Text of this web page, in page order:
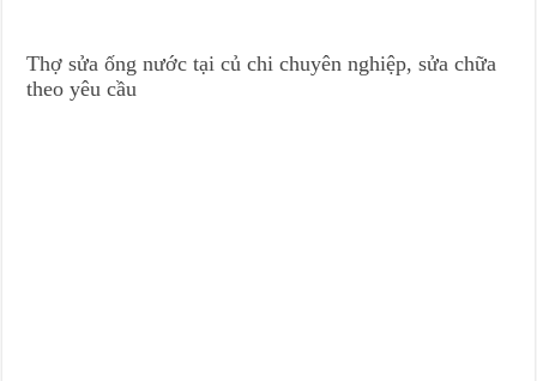
Thợ sửa ống nước tại củ chi chuyên nghiệp, sửa chữa
theo yêu cầu